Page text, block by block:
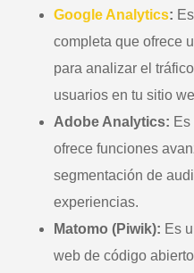
Google Analytics:
completa que ofrece
para analizar el
usuarios en tu sitio
Adobe Analytics:
ofrece funciones
segmentación de
experiencias.
Matomo (Piwik): Es
web de código